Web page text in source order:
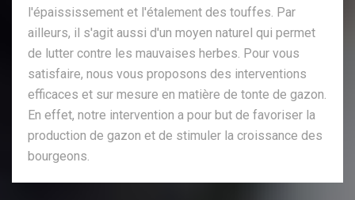
l'épaississement et l'étalement des touffes. Par
ailleurs, il s'agit aussi d'un moyen naturel qui permet
de lutter contre les mauvaises herbes. Pour vous
satisfaire, nous vous proposons des interventions
efficaces et sur mesure en matière de tonte de gazon.
En effet, notre intervention a pour but de favoriser la
production de gazon et de stimuler la croissance des
bourgeons.